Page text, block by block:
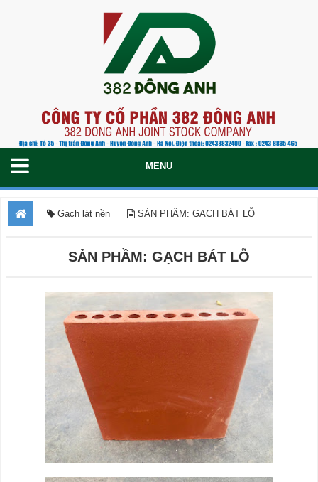
Gạch lát nền SẢN PHẦM: GẠCH BÁT LỖ
SẢN PHẦM: GẠCH BÁT LỖ